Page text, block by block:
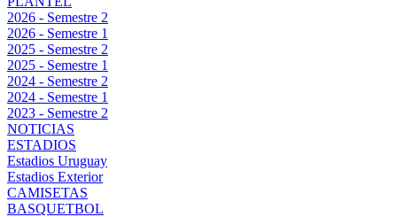
2026 - Semestre 2
2026 - Semestre 1
2025 - Semestre 2
2025 - Semestre 1
2024 - Semestre 2
2024 - Semestre 1
2023 - Semestre 2
NOTICIAS
ESTADIOS
Estadios Uruguay
Estadios Exterior
CAMISETAS
BASQUETBOL